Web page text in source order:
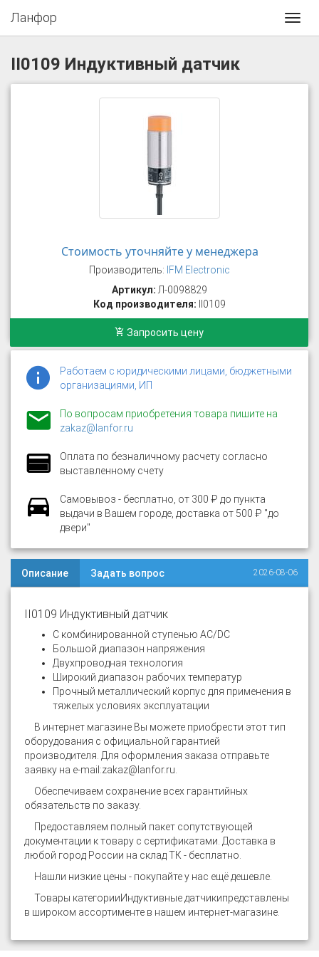
Ланфор
II0109 Индуктивный датчик
Стоимость уточняйте у менеджера
Производитель: IFM Electronic
Артикул: Л-0098829
Код производителя: II0109
Запросить цену
Работаем с юридическими лицами, бюджетными
организациями, ИП
По вопросам приобретения товара пишите на
zakaz@lanfor.ru
Оплата по безналичному расчету согласно
выставленному счету
Самовывоз - бесплатно, от 300 ₽ до пункта
выдачи в Вашем городе, доставка от 500 ₽ "до
двери"
Описание Задать вопрос 2026-08-06
II0109 Индуктивный датчик
С комбинированной ступенью AC/DC
Большой диапазон напряжения
Двухпроводная технология
Широкий диапазон рабочих температур
Прочный металлический корпус для применения в
тяжелых условиях эксплуатации
В интернет магазине Вы можете приобрести этот тип
оборудования с официальной гарантией
производителя. Для оформления заказа отправьте
заявку на e-mail:zakaz@lanfor.ru
Обеспечиваем сохранение всех гарантийных
обязательств по заказу.
Предоставляем полный пакет сопутствующей
документации к товару с сертификатами. Доставка в
любой город России на склад ТК - бесплатно.
Нашли низкие цены - покупайте у нас ещё дешевле.
Товары категорииИндуктивные датчикипредставлены
в широком ассортименте в нашем интернет-магазине.